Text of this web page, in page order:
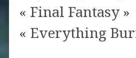
« Final Fantasy »
« Everything